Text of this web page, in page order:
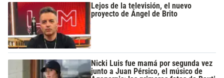
Lejos de la televisión, el nuevo
proyecto de Ángel de Brito
Nicki Luis fue mamá por segunda vez
junto a Juan Pérsico, el músico de